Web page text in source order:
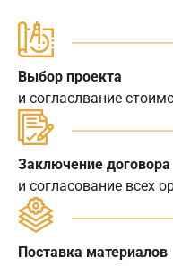
Выбор проекта
и согласлвание
Заключение договора
и согласование всех
Поставка материалов